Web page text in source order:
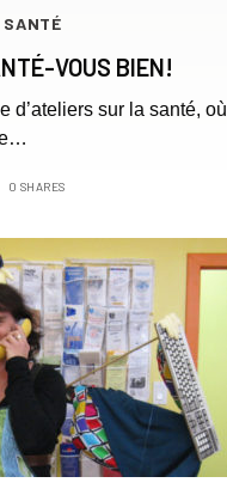
SANTÉ
VOUS BIEN!
d’ateliers sur la santé, où
0 SHARES